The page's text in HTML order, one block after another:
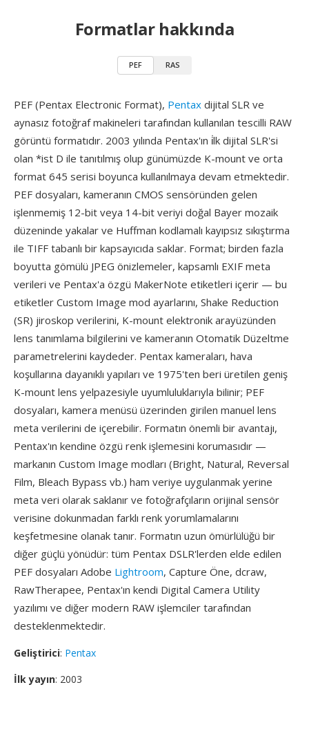
Formatlar hakkında
PEF RAS
PEF (Pentax Electronic Format), Pentax dijital SLR ve
aynasız fotoğraf makineleri tarafından kullanılan tescilli RAW
görüntü formatıdır. 2003 yılında Pentax'ın i̇lk dijital SLR'si
olan *ist D ile tanıtılmış olup günümüzde K-mount ve orta
format 645 serisi boyunca kullanılmaya devam etmektedir.
PEF dosyaları, kameranın CMOS sensöründen gelen
işlenmemiş 12-bit veya 14-bit veriyi doğal Bayer mozaik
düzeninde yakalar ve Huffman kodlamalı kayıpsız sıkıştırma
ile TIFF tabanlı bir kapsayıcıda saklar. Format; birden fazla
boyutta gömülü JPEG önizlemeler, kapsamlı EXIF meta
verileri ve Pentax'a özgü MakerNote etiketleri içerir — bu
etiketler Custom Image mod ayarlarını, Shake Reduction
(SR) jiroskop verilerini, K-mount elektronik arayüzünden
lens tanımlama bilgilerini ve kameranın Otomatik Düzeltme
parametrelerini kaydeder. Pentax kameraları, hava
koşullarına dayanıklı yapıları ve 1975'ten beri üretilen geniş
K-mount lens yelpazesiyle uyumluluklarıyla bilinir; PEF
dosyaları, kamera menüsü üzerinden girilen manuel lens
meta verilerini de içerebilir. Formatın önemli bir avantajı,
Pentax'ın kendine özgü renk işlemesini korumasıdır —
markanın Custom Image modları (Bright, Natural, Reversal
Film, Bleach Bypass vb.) ham veriye uygulanmak yerine
meta veri olarak saklanır ve fotoğrafçıların orijinal sensör
verisine dokunmadan farklı renk yorumlamalarını
keşfetmesine olanak tanır. Formatın uzun ömürlülüğü bir
diğer güçlü yönüdür: tüm Pentax DSLR'lerden elde edilen
PEF dosyaları Adobe Lightroom, Capture Öne, dcraw,
RawTherapee, Pentax'ın kendi Digital Camera Utility
yazılımı ve diğer modern RAW işlemciler tarafından
desteklenmektedir.
Geliştirici: Pentax
İlk yayın: 2003